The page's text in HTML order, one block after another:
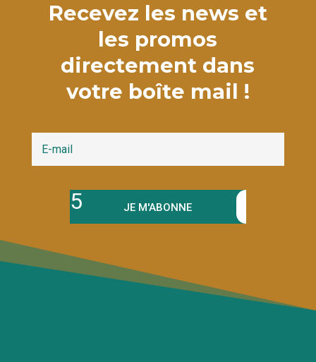
Recevez les news et
les promos
directement dans
votre boîte mail !
JE M'ABONNE